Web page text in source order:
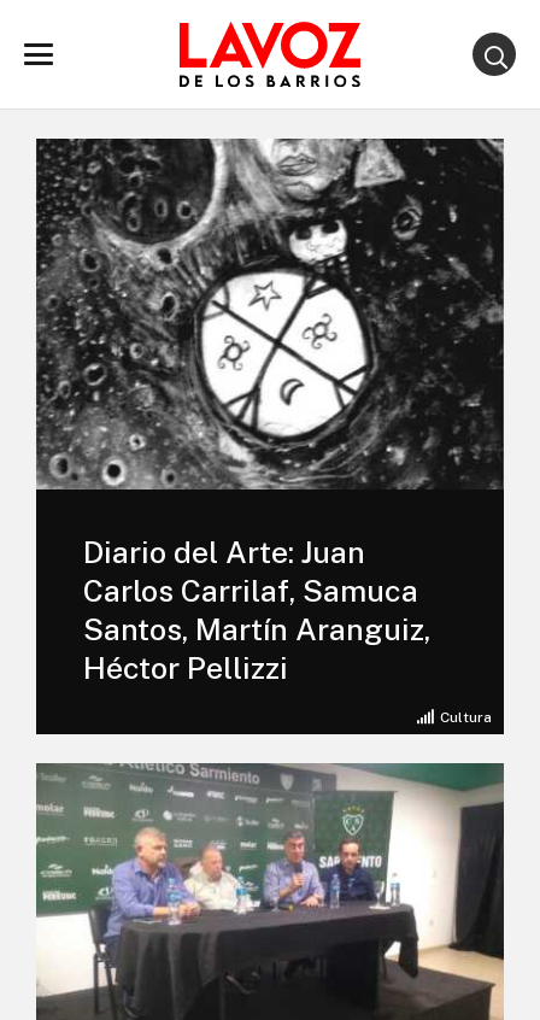
Cultura
Diario del Arte: Juan
Carlos Carrilaf, Samuca
Santos, Martín Aranguiz,
Héctor Pellizzi